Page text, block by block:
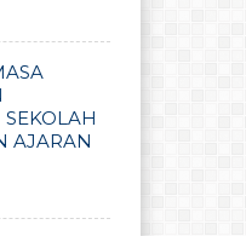
AJARAN